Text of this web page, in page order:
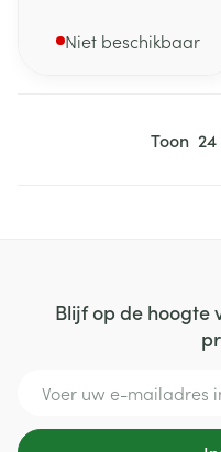
Niet beschikbaar
Toon
Blijf op de hoogte